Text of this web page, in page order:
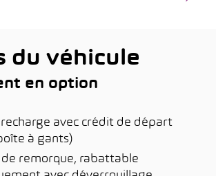
du véhicule
en option
avec crédit de départ
à gants)
remorque, rabattable